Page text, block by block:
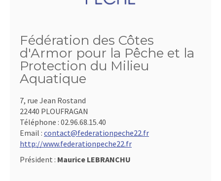
Fédération des Côtes
d'Armor pour la Pêche et la
Protection du Milieu
Aquatique
7, rue Jean Rostand
22440 PLOUFRAGAN
Téléphone : 02.96.68.15.40
Email : contact@federationpeche22.fr
http://www.federationpeche22.fr
Président : Maurice LEBRANCHU